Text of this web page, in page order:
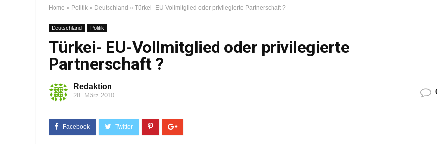
Home » Politik » Deutschland » Türkei- EU-Vollmitglied oder privilegierte Partnerschaft ?
Deutschland Politik
Türkei- EU-Vollmitglied oder privilegierte
Partnerschaft ?
Redaktion
28. März 2010